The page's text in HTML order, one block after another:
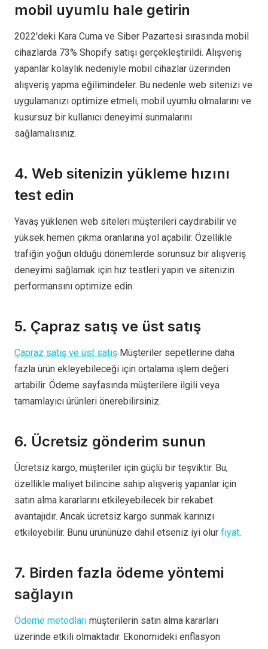
mobil uyumlu hale getirin
2022'deki Kara Cuma ve Siber Pazartesi sırasında mobil
cihazlarda 73% Shopify satışı gerçekleştirildi. Alışveriş
yapanlar kolaylık nedeniyle mobil cihazlar üzerinden
alışveriş yapma eğilimindeler. Bu nedenle web sitenizi ve
uygulamanızı optimize etmeli, mobil uyumlu olmalarını ve
kusursuz bir kullanıcı deneyimi sunmalarını
sağlamalısınız.
4. Web sitenizin yükleme hızını
test edin
Yavaş yüklenen web siteleri müşterileri caydırabilir ve
yüksek hemen çıkma oranlarına yol açabilir. Özellikle
trafiğin yoğun olduğu dönemlerde sorunsuz bir alışveriş
deneyimi sağlamak için hız testleri yapın ve sitenizin
performansını optimize edin.
5. Çapraz satış ve üst satış
Çapraz satış ve üst satış Müşteriler sepetlerine daha
fazla ürün ekleyebileceği için ortalama işlem değeri
artabilir. Ödeme sayfasında müşterilere ilgili veya
tamamlayıcı ürünleri önerebilirsiniz.
6. Ücretsiz gönderim sunun
Ücretsiz kargo, müşteriler için güçlü bir teşviktir. Bu,
özellikle maliyet bilincine sahip alışveriş yapanlar için
satın alma kararlarını etkileyebilecek bir rekabet
avantajıdır. Ancak ücretsiz kargo sunmak karınızı
etkileyebilir. Bunu ürününüze dahil etseniz iyi olur fiyat.
7. Birden fazla ödeme yöntemi
sağlayın
Ödeme metodları müşterilerin satın alma kararları
üzerinde etkili olmaktadır. Ekonomideki enflasyon